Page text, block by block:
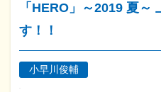
「HERO」～2019 夏～
す！！
小早川俊輔